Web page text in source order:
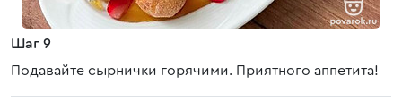
Шаг 9
Подавайте сырнички горячими. Приятного аппетита!